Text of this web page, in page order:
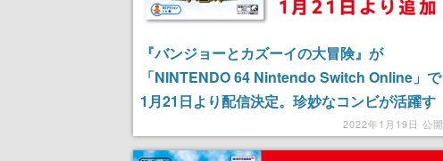
『バンジョーとカズーイの大冒険』が
「NINTENDO 64 Nintendo Switch Online」で
1月21日より配信決定。珍妙なコンビが活躍す
2022年1月19日 公開